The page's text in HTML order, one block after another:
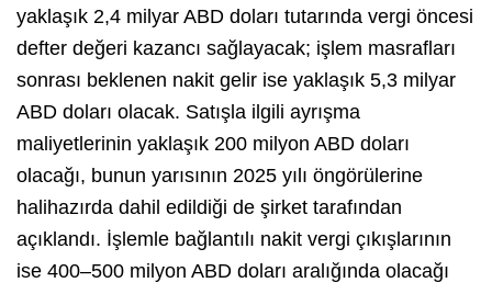
yaklaşık 2,4 milyar ABD doları tutarında vergi öncesi
defter değeri kazancı sağlayacak; işlem masrafları
sonrası beklenen nakit gelir ise yaklaşık 5,3 milyar
ABD doları olacak. Satışla ilgili ayrışma
maliyetlerinin yaklaşık 200 milyon ABD doları
olacağı, bunun yarısının 2025 yılı öngörülerine
halihazırda dahil edildiği de şirket tarafından
açıklandı. İşlemle bağlantılı nakit vergi çıkışlarının
ise 400–500 milyon ABD doları aralığında olacağı